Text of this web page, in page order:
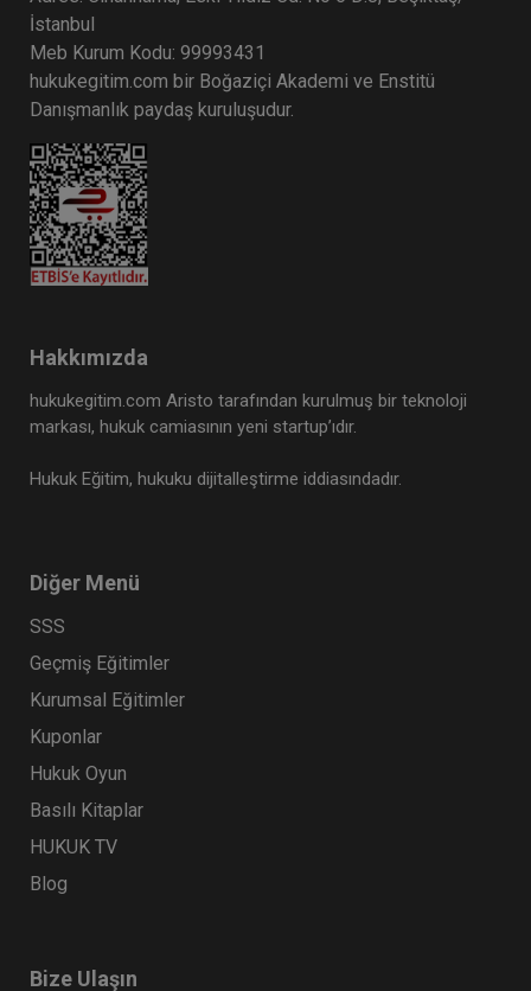
Müvekkille Görüşme Video Eğitimi
300 TL
Av. M. Ufuk TEKİN
300 TL
Av. M. Ufuk TEKİN
İstanbul
Meb Kurum Kodu: 99993431
hukukegitim.com bir Boğaziçi Akademi ve Enstitü
Danışmanlık paydaş kuruluşudur.
Hakkımızda
hukukegitim.com Aristo tarafından kurulmuş bir teknoloji
markası, hukuk camiasının yeni startup’ıdır.
Hukuk Eğitim, hukuku dijitalleştirme iddiasındadır.
Diğer Menü
SSS
Geçmiş Eğitimler
Kurumsal Eğitimler
Kuponlar
Hukuk Oyun
Basılı Kitaplar
HUKUK TV
Blog
Bize Ulaşın